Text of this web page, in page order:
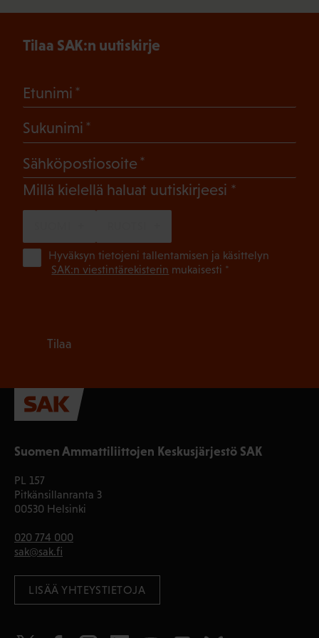
Suomen Ammattiliittojen Keskusjärjestö SAK
PL 157
Pitkänsillanranta 3
00530 Helsinki
020 774 000
sak@sak.fi
LISÄÄ YHTEYSTIETOJA
Tilaa SAK:n uutiskirje
Etunimi
Sukunimi
Sähköpostiosoite
Millä kielellä haluat uutiskirjeesi (Pakollinen)
Hyväksyn tietojeni tallentamisen ja käsittelyn
SAK:n viestintärekisterin mukaisesti *
Tilaa